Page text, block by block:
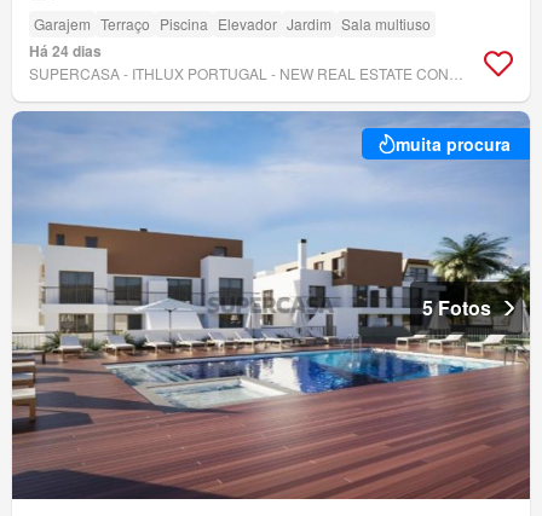
Garajem Terraço Piscina Elevador Jardim Sala multiuso
Há 24 dias
muita procura
5 Fotos